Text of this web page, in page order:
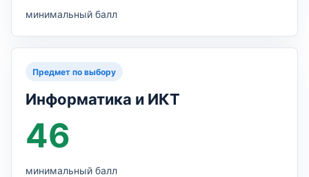
минимальный балл
Предмет по выбору
Информатика и ИКТ
46
минимальный балл